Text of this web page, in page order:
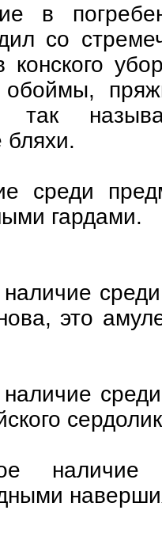
в
со
конского
обоймы,
так
среди
гардами.
это
наличие